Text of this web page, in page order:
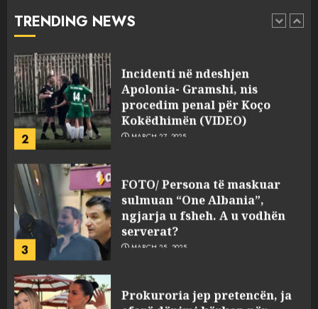
TRENDING NEWS
1
pasuri të pajustifikuar
2
Incidenti në ndeshjen
Apolonia- Gramshi, nis
procedim penal për Koço
Kokëdhimën (VIDEO)
MARCH 27, 2025
3
FOTO/ Persona të maskuar
sulmuan “One Albania”,
ngjarja u fsheh. A u vodhën
serverat?
MARCH 25, 2025
Prokuroria jep pretencën, ja